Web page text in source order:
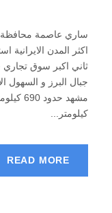
ساري عاصمة محافظة
اكثر المدن الايرانية
ثاني اكبر سوق
جبال البرز و
كيلومتر...
READ MORE